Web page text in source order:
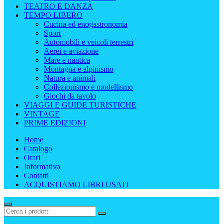
TEATRO E DANZA
TEMPO LIBERO
Cucina ed enogastronomia
Sport
Automobili e veicoli terrestri
Aerei e aviazione
Mare e nautica
Montagna e alpinismo
Natura e animali
Collezionismo e modellismo
Giochi da tavolo
VIAGGI E GUIDE TURISTICHE
VINTAGE
PRIME EDIZIONI
Home
Catalogo
Orari
Informativa
Contatti
ACQUISTIAMO LIBRI USATI